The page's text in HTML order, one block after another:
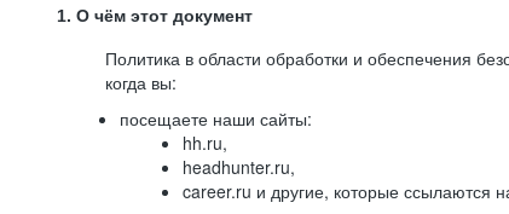
1. О чём этот документ
Политика в области обработки и обеспечения
когда вы:
посещаете наши сайты:
hh.ru,
headhunter.ru,
career.ru и другие, которые ссылаются